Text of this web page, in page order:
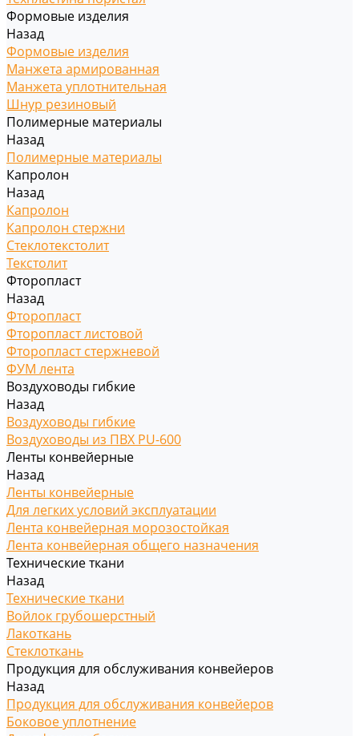
Формовые изделия
Назад
Формовые изделия
Манжета армированная
Манжета уплотнительная
Шнур резиновый
Полимерные материалы
Назад
Полимерные материалы
Капролон
Назад
Капролон
Капролон стержни
Стеклотекстолит
Текстолит
Фторопласт
Назад
Фторопласт
Фторопласт листовой
Фторопласт стержневой
ФУМ лента
Воздуховоды гибкие
Назад
Воздуховоды гибкие
Воздуховоды из ПВХ PU-600
Ленты конвейерные
Назад
Ленты конвейерные
Для легких условий эксплуатации
Лента конвейерная морозостойкая
Лента конвейерная общего назначения
Технические ткани
Назад
Технические ткани
Войлок грубошерстный
Лакоткань
Стеклоткань
Продукция для обслуживания конвейеров
Назад
Продукция для обслуживания конвейеров
Боковое уплотнение